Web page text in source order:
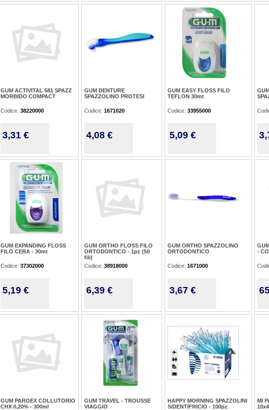
GUM ACTIVITAL 581 SPAZZ
MORBIDO COMPACT
Codice: 38220000
3,31 €
GUM DENTURE
SPAZZOLINO PROTESI
Codice: 1671020
4,08 €
GUM EASY FLOSS FILO
TEFLON 30mt
Codice: 33955000
5,09 €
GUM EXPANDING FLOSS
FILO CERA - 30mt
Codice: 37302000
5,19 €
GUM ORTHO FLOSS FILO
ORTODONTICO - 1pz (50
fili)
Codice: 38918000
6,39 €
GUM ORTHO SPAZZOLINO
ORTODONTICO
Codice: 1671000
3,67 €
-
GUM PAROEX COLLUTORIO
CHX 0,20% - 300ml
GUM TRAVEL - TROUSSE
VIAGGIO
HAPPY MORNING SPAZZOLINI
S/DENTIFRICIO - 100pz
MI